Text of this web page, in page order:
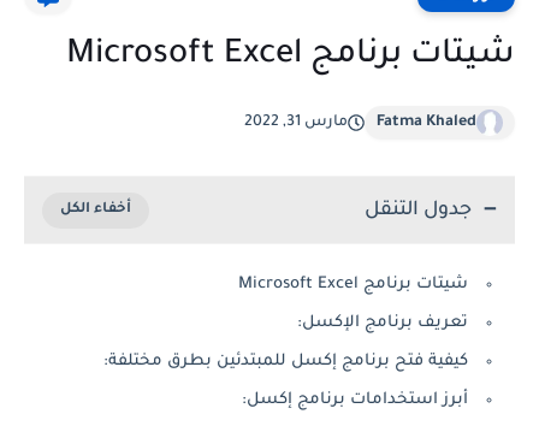
شيتات برنامج Microsoft Excel
Fatma Khaled مارس 31, 2022
جدول التنقل
شيتات برنامج Microsoft Excel
تعريف برنامج الإكسل:
كيفية فتح برنامج إكسل للمبتدئين بطرق مختلفة:
أبرز استخدامات برنامج إكسل: